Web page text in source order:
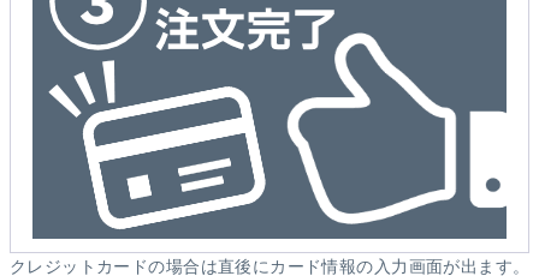
クレジットカードの場合は直後にカード情報の入力画面が出ます。